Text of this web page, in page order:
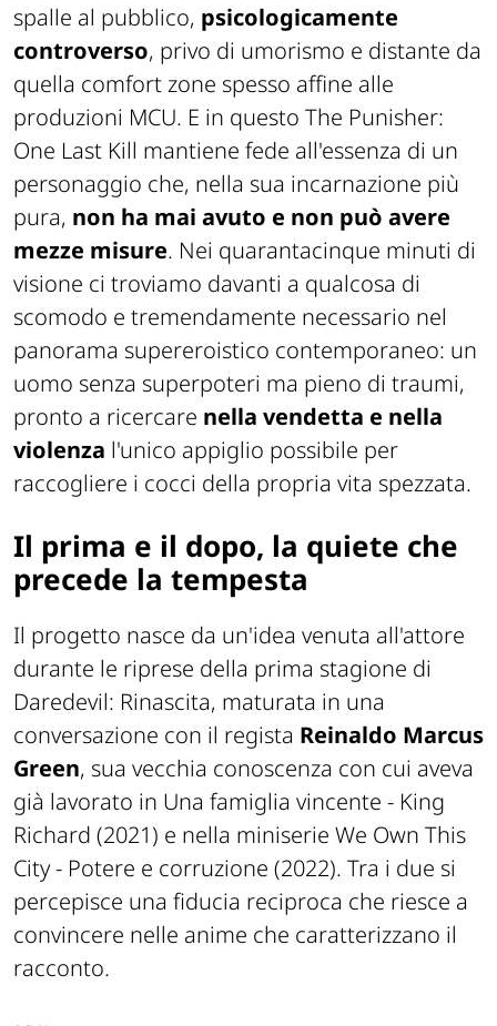
spalle al pubblico, psicologicamente
controverso, privo di umorismo e distante da
quella comfort zone spesso affine alle
produzioni MCU. E in questo The Punisher:
One Last Kill mantiene fede all'essenza di un
personaggio che, nella sua incarnazione più
pura, non ha mai avuto e non può avere
mezze misure. Nei quarantacinque minuti di
visione ci troviamo davanti a qualcosa di
scomodo e tremendamente necessario nel
panorama supereroistico contemporaneo: un
uomo senza superpoteri ma pieno di traumi,
pronto a ricercare nella vendetta e nella
violenza l'unico appiglio possibile per
raccogliere i cocci della propria vita spezzata.
Il prima e il dopo, la quiete che
precede la tempesta
Il progetto nasce da un'idea venuta all'attore
durante le riprese della prima stagione di
Daredevil: Rinascita, maturata in una
conversazione con il regista Reinaldo Marcus
Green, sua vecchia conoscenza con cui aveva
già lavorato in Una famiglia vincente - King
Richard (2021) e nella miniserie We Own This
City - Potere e corruzione (2022). Tra i due si
percepisce una fiducia reciproca che riesce a
convincere nelle anime che caratterizzano il
racconto.